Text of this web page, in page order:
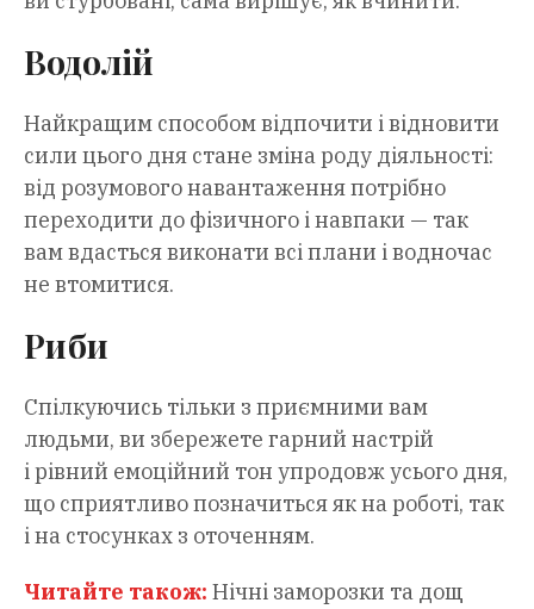
Водолій
Найкращим способом відпочити і відновити
сили цього дня стане зміна роду діяльності:
від розумового навантаження потрібно
переходити до фізичного і навпаки — так
вам вдасться виконати всі плани і водночас
не втомитися.
Риби
Спілкуючись тільки з приємними вам
людьми, ви збережете гарний настрій
і рівний емоційний тон упродовж усього дня,
що сприятливо позначиться як на роботі, так
і на стосунках з оточенням.
Читайте також: Нічні заморозки та дощ